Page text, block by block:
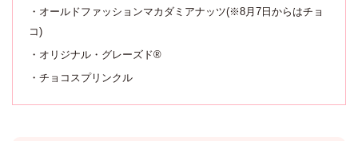
・オールドファッションマカダミアナッツ(※8月7日からはチョ
コ)
・オリジナル・グレーズド®
・チョコスプリンクル